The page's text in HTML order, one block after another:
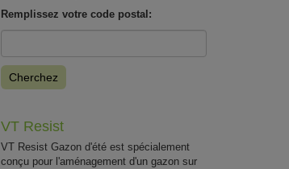
Remplissez votre code postal:
Cherchez
VT Resist
VT Resist Gazon d'été est spécialement
conçu pour l'aménagement d'un gazon sur